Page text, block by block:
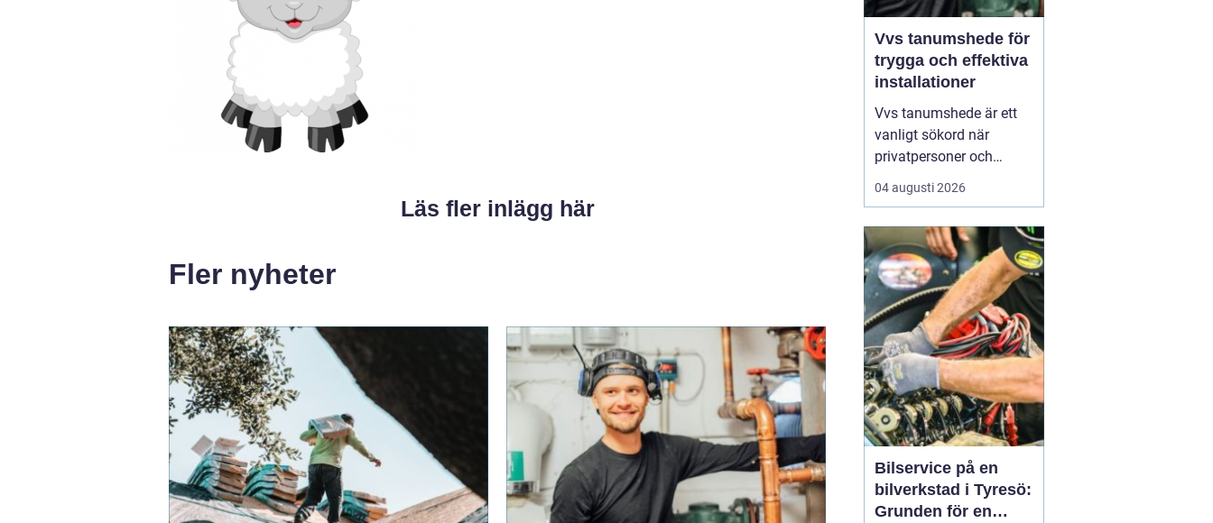
Läs fler inlägg här
Fler nyheter
Vvs tanumshede för
trygga och effektiva
installationer
Vvs tanumshede är ett
vanligt sökord när
privatpersoner och
företag behöver hjälp
med värme, vatten och
Många undrar vad som
skiljer en seriös vvs
partner från en tillfällig
lösning, hur en
installation bör gå till
och vilka...
04 augusti 2026
Bilservice på en
bilverkstad i Tyresö:
Grunden för en